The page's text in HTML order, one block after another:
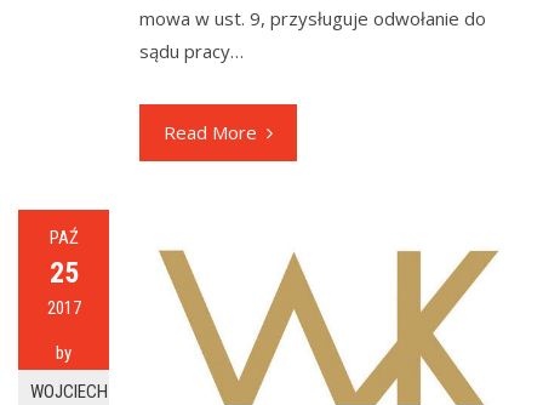
mowa w ust. 9, przysługuje odwołanie do
sądu pracy…
Read More
PAŹ
25
2017
by
WOJCIECH